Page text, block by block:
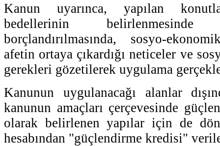
Kanun uyarınca, yapılan
bedellerinin
borçlandırılmasında, sosyo-
afetin ortaya çıkardığı neticeler ve
gerekleri gözetilerek uygulama
Kanunun uygulanacağı alanlar
kanunun amaçları çerçevesinde
olarak belirlenen yapılar için de
hesabından "güçlendirme kredisi"